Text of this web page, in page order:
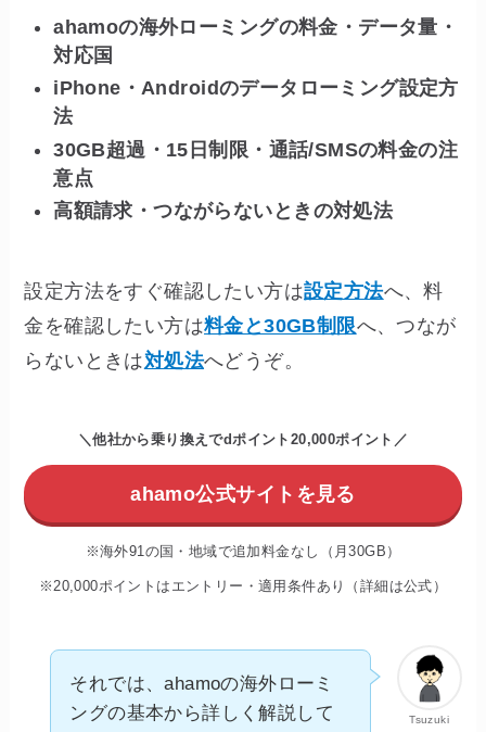
ahamoの海外ローミングの料金・データ量・
対応国
iPhone・Androidのデータローミング設定方
法
30GB超過・15日制限・通話/SMSの料金の注
意点
高額請求・つながらないときの対処法
設定方法をすぐ確認したい方は設定方法へ、料
金を確認したい方は料金と30GB制限へ、つなが
らないときは対処法へどうぞ。
＼他社から乗り換えでdポイント20,000ポイント／
ahamo公式サイトを見る
※海外91の国・地域で追加料金なし（月30GB）
※20,000ポイントはエントリー・適用条件あり（詳細は公式）
Tsuzuki
それでは、ahamoの海外ローミ
ングの基本から詳しく解説して